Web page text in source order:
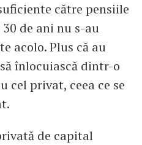
către pensiile
de ani nu s-au
acolo. Plus că au
înlocuiască dintr-o
cel privat, ceea ce se
de capital